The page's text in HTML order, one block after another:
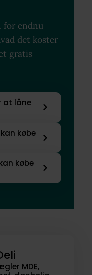
for endnu
det koster
gratis
at låne
købe
købe
MDE,